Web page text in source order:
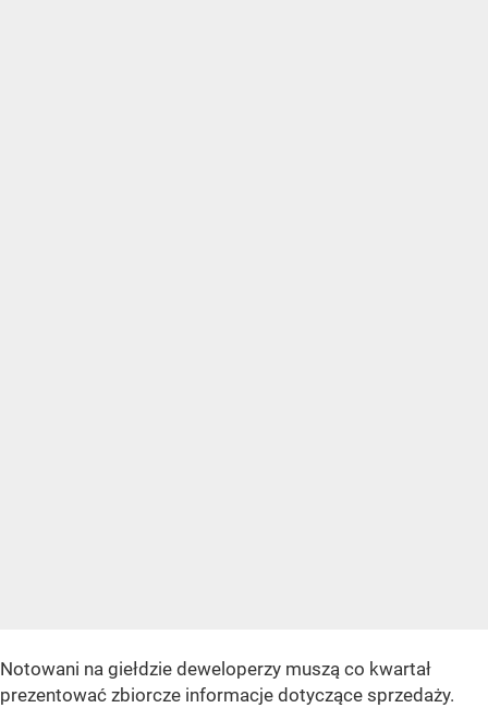
Notowani na giełdzie deweloperzy muszą co kwartał
prezentować zbiorcze informacje dotyczące sprzedaży.